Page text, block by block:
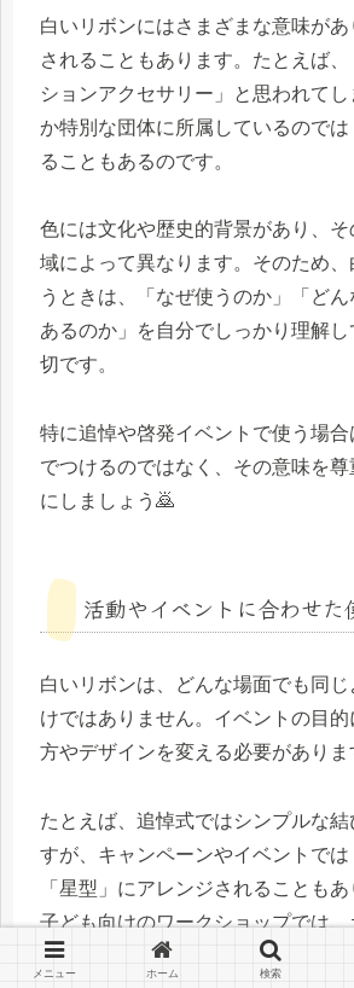
白いリボンにはさまざまな意味が
されることもあります。たとえば
ションアクセサリー」と思われて
か特別な団体に所属しているので
ることもあるのです。
色には文化や歴史的背景があり、
域によって異なります。そのため
うときは、「なぜ使うのか」「ど
あるのか」を自分でしっかり理解
切です。
特に追悼や啓発イベントで使う場合
でつけるのではなく、その意味を尊
にしましょう🙇
活動やイベントに合わせた
白いリボンは、どんな場面でも同
けではありません。イベントの目
方やデザインを変える必要がありま
たとえば、追悼式ではシンプルな結
すが、キャンペーンやイベントで
「星型」にアレンジされることもあ
子ども向けのワークショップでは
を加えて楽しく作る工夫もされてい
メニュー ホーム 検索